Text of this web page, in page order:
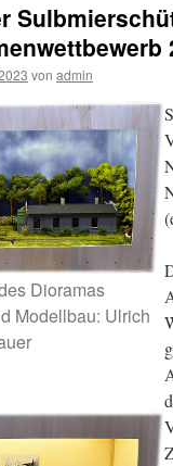
von admin
Dioramas
Modellbau: Ulrich